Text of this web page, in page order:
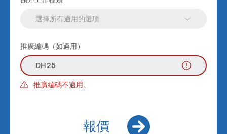
選擇所有適用的選項
推廣編碼（如適用）
推廣編碼不適用。
報價